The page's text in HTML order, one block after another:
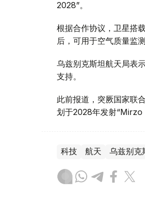
2028”。
根据合作协议，卫星搭
后，可用于空气质量监
乌兹别克斯坦航天局表
支持。
此前报道，突厥国家联
划于2028年发射“Mirzo
科技 航天 乌兹别克